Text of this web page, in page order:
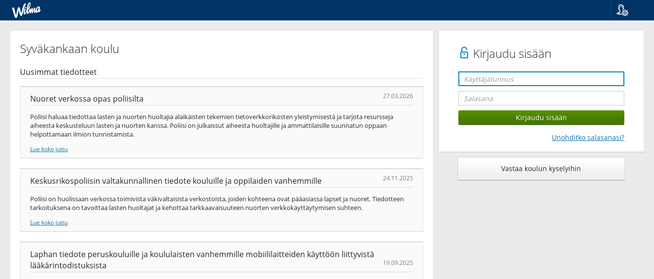
Kirjaudu sisään
Unohditko salasanasi?
Vastaa koulun kyselyihin
Syväkankaan koulu
Uusimmat tiedotteet
Nuoret verkossa opas poliisilta 27.03.2026
Poliisi haluaa tiedottaa lasten ja nuorten huoltajia alaikäisten tekemien tietoverkkorikosten yleistymisestä ja tarjota resursseja
aiheesta keskusteluun lasten ja nuorten kanssa. Poliisi on julkaissut aiheesta huoltajille ja ammattilaisille suunnatun oppaan
helpottamaan ilmiön tunnistamista.
Lue koko juttu
Keskusrikospoliisin valtakunnallinen tiedote kouluille ja oppilaiden vanhemmille 24.11.2025
Poliisi on huolissaan verkossa toimivista väkivaltaisista verkostoista, joiden kohteena ovat pääasiassa lapset ja nuoret. Tiedotteen
tarkoituksena on tavoittaa lasten huoltajat ja kehottaa tarkkaavaisuuteen nuorten verkkokäyttäytymisen suhteen.
Lue koko juttu
Laphan tiedote peruskouluille ja koululaisten vanhemmille mobiililaitteiden käyttöön liittyvistä
lääkärintodistuksista
19.09.2025